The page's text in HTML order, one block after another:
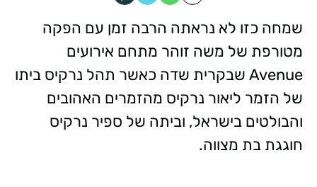
שמחה כזו לא נראתה הרבה זמן עם הפקה
מטורפת של משה זוהר מתחם אירועים
Avenue שבקרית שדה כאשר תהל נרקיס ביתו
של הזמר ליאור נרקיס מהזמרים האהובים
והבולטים בישראל, וביתה של ספיר נרקיס
חוגגת בת מצווה.